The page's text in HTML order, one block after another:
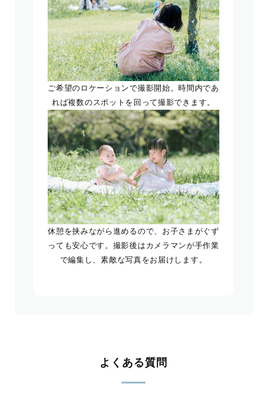
ご希望のロケーションで撮影開始。時間内であ
れば複数のスポットを回って撮影できます。
休憩を挟みながら進めるので、お子さまがぐず
っても安心です。撮影後はカメラマンが手作業
で編集し、素敵な写真をお届けします。
よくある質問